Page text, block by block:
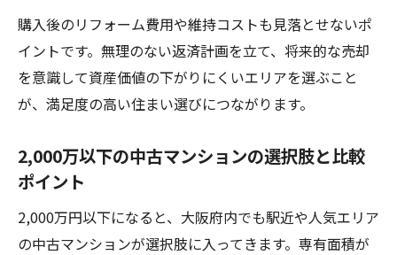
購入後のリフォーム費用や維持コストも見落とせないポ
イントです。無理のない返済計画を立て、将来的な売却
を意識して資産価値の下がりにくいエリアを選ぶこと
が、満足度の高い住まい選びにつながります。
2,000万以下の中古マンションの選択肢と比較
ポイント
2,000万円以下になると、大阪府内でも駅近や人気エリア
の中古マンションが選択肢に入ってきます。専有面積が